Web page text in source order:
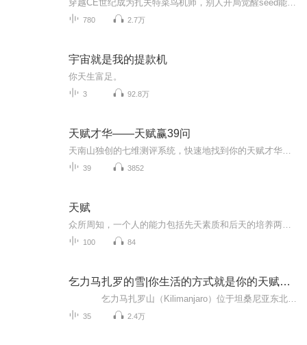
780 2.7万
宇宙就是我的提款机
你天生富足。
3 92.8万
天赋才华——天赋赢39问
39 3852
天赋
100 84
乞力马扎罗的雪|你生活的方式就是你的天赋所在
35 2.4万